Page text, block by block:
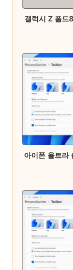
갤럭시 Z 폴드
Posted
in
아이폰 울트라
Posted